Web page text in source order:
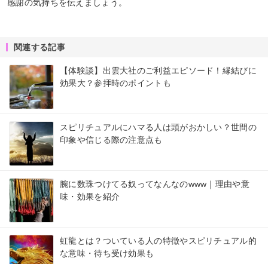
感謝の気持ちを伝えましょう。
関連する記事
【体験談】出雲大社のご利益エピソード！縁結びに
効果大？参拝時のポイントも
スピリチュアルにハマる人は頭がおかしい？世間の
印象や信じる際の注意点も
腕に数珠つけてる奴ってなんなのwww｜理由や意
味・効果を紹介
虹龍とは？ついている人の特徴やスピリチュアル的
な意味・待ち受け効果も